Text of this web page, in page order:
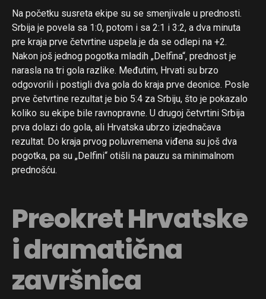
Na početku susreta ekipe su se smenjivale u prednosti.
Srbija je povela sa 1:0, potom i sa 2:1 i 3:2, a dva minuta
pre kraja prve četvrtine uspela je da se odlepi na +2.
Nakon još jednog pogotka mladih „Delfina“, prednost je
narasla na tri gola razlike. Međutim, Hrvati su brzo
odgovorili i postigli dva gola do kraja prve deonice. Posle
prve četvrtine rezultat je bio 5:4 za Srbiju, što je pokazalo
koliko su ekipe bile ravnopravne. U drugoj četvrtini Srbija
prva dolazi do gola, ali Hrvatska ubrzo izjednačava
rezultat. Do kraja prvog poluvremena viđena su još dva
pogotka, pa su „Delfini“ otišli na pauzu sa minimalnom
prednošću.
Preokret Hrvatske
i dramatična
završnica